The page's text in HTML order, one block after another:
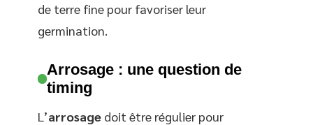
de terre fine pour favoriser leur
germination.
Arrosage : une question de
timing
L’arrosage doit être régulier pour